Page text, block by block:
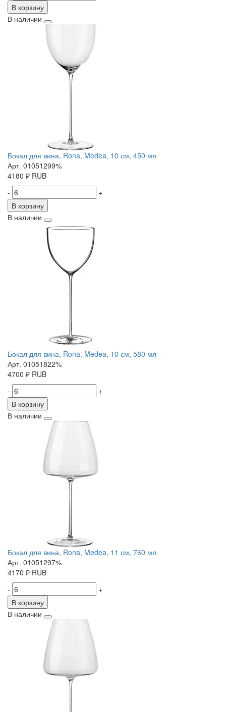
В корзину
В наличии
Бокал для вина, Rona, Medea, 10 см, 450 мл
Арт. 01051299%
4180 ₽ RUB
-
+
В корзину
В наличии
Бокал для вина, Rona, Medea, 10 см, 580 мл
Арт. 01051822%
4700 ₽ RUB
-
+
В корзину
В наличии
Бокал для вина, Rona, Medea, 11 см, 760 мл
Арт. 01051297%
4170 ₽ RUB
-
+
В корзину
В наличии